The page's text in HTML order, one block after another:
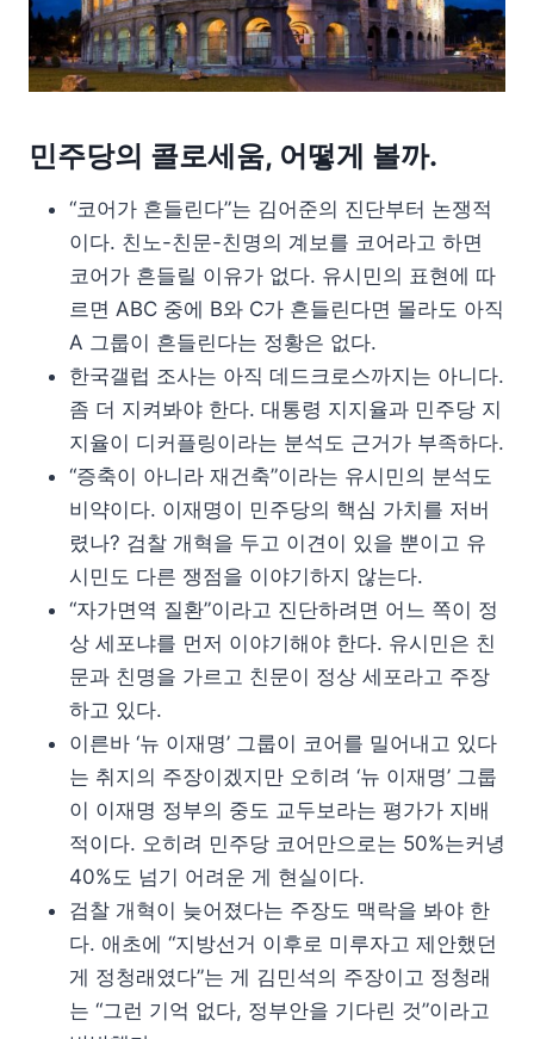
민주당의 콜로세움, 어떻게 볼까.
“코어가 흔들린다”는 김어준의 진단부터 논쟁적
이다. 친노-친문-친명의 계보를 코어라고 하면
코어가 흔들릴 이유가 없다. 유시민의 표현에 따
르면 ABC 중에 B와 C가 흔들린다면 몰라도 아직
A 그룹이 흔들린다는 정황은 없다.
한국갤럽 조사는 아직 데드크로스까지는 아니다.
좀 더 지켜봐야 한다. 대통령 지지율과 민주당 지
지율이 디커플링이라는 분석도 근거가 부족하다.
“증축이 아니라 재건축”이라는 유시민의 분석도
비약이다. 이재명이 민주당의 핵심 가치를 저버
렸나? 검찰 개혁을 두고 이견이 있을 뿐이고 유
시민도 다른 쟁점을 이야기하지 않는다.
“자가면역 질환”이라고 진단하려면 어느 쪽이 정
상 세포냐를 먼저 이야기해야 한다. 유시민은 친
문과 친명을 가르고 친문이 정상 세포라고 주장
하고 있다.
이른바 ‘뉴 이재명’ 그룹이 코어를 밀어내고 있다
는 취지의 주장이겠지만 오히려 ‘뉴 이재명’ 그룹
이 이재명 정부의 중도 교두보라는 평가가 지배
적이다. 오히려 민주당 코어만으로는 50%는커녕
40%도 넘기 어려운 게 현실이다.
검찰 개혁이 늦어졌다는 주장도 맥락을 봐야 한
다. 애초에 “지방선거 이후로 미루자고 제안했던
게 정청래였다”는 게 김민석의 주장이고 정청래
는 “그런 기억 없다, 정부안을 기다린 것”이라고